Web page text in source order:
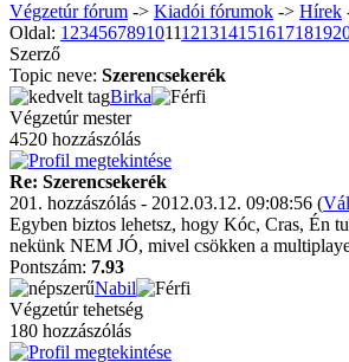
Végzetúr fórum -> Kiadói fórumok -> Hí­rek
Oldal: 1 2345678910111213141516171819
Szerző
Topic neve: Szerencsekerék
Birka
Végzetúr mester
4520 hozzászólás
Re: Szerencsekerék
201. hozzászólás - 2012.03.12. 09:08:56 (
Egyben biztos lehetsz, hogy Kóc, Cras, Én
nekünk NEM JÓ, mivel csökken a
Pontszám: 7.93
Nabil
Végzetúr tehetség
180 hozzászólás